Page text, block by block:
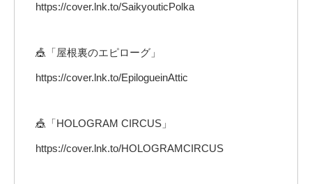
https://cover.lnk.to/SaikyouticPolka
🎪「屋根裏のエピローグ」
https://cover.lnk.to/EpilogueinAttic
🎪「HOLOGRAM CIRCUS」
https://cover.lnk.to/HOLOGRAMCIRCUS